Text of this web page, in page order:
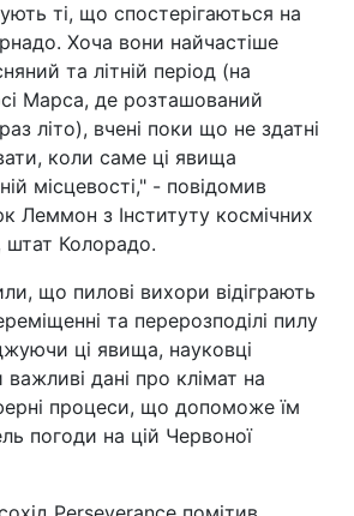
ті, що спостерігаються на
Хоча вони найчастіше
та літній період (на
Марса, де розташований
літо), вчені поки що не здатні
коли саме ці явища
місцевості," - повідомив
Леммон з Інституту космічних
штат Колорадо.
що пилові вихори відіграють
та перерозподілі пилу
ці явища, науковці
дані про клімат на
процеси, що допоможе їм
погоди на цій Червоної